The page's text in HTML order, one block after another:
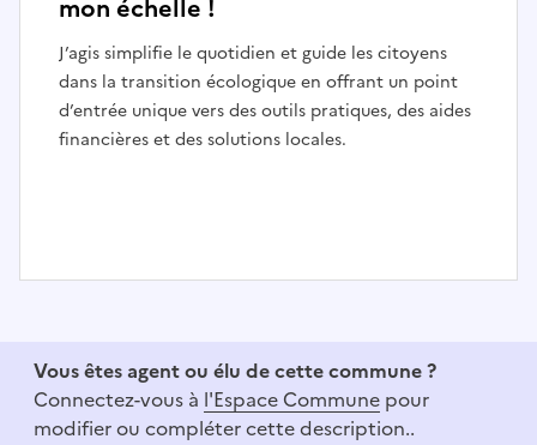
mon échelle !
J’agis simplifie le quotidien et guide les citoyens
dans la transition écologique en offrant un point
d’entrée unique vers des outils pratiques, des aides
financières et des solutions locales.
Vous êtes agent ou élu de cette commune ?
Connectez-vous à l'Espace Commune pour
modifier ou compléter cette description..